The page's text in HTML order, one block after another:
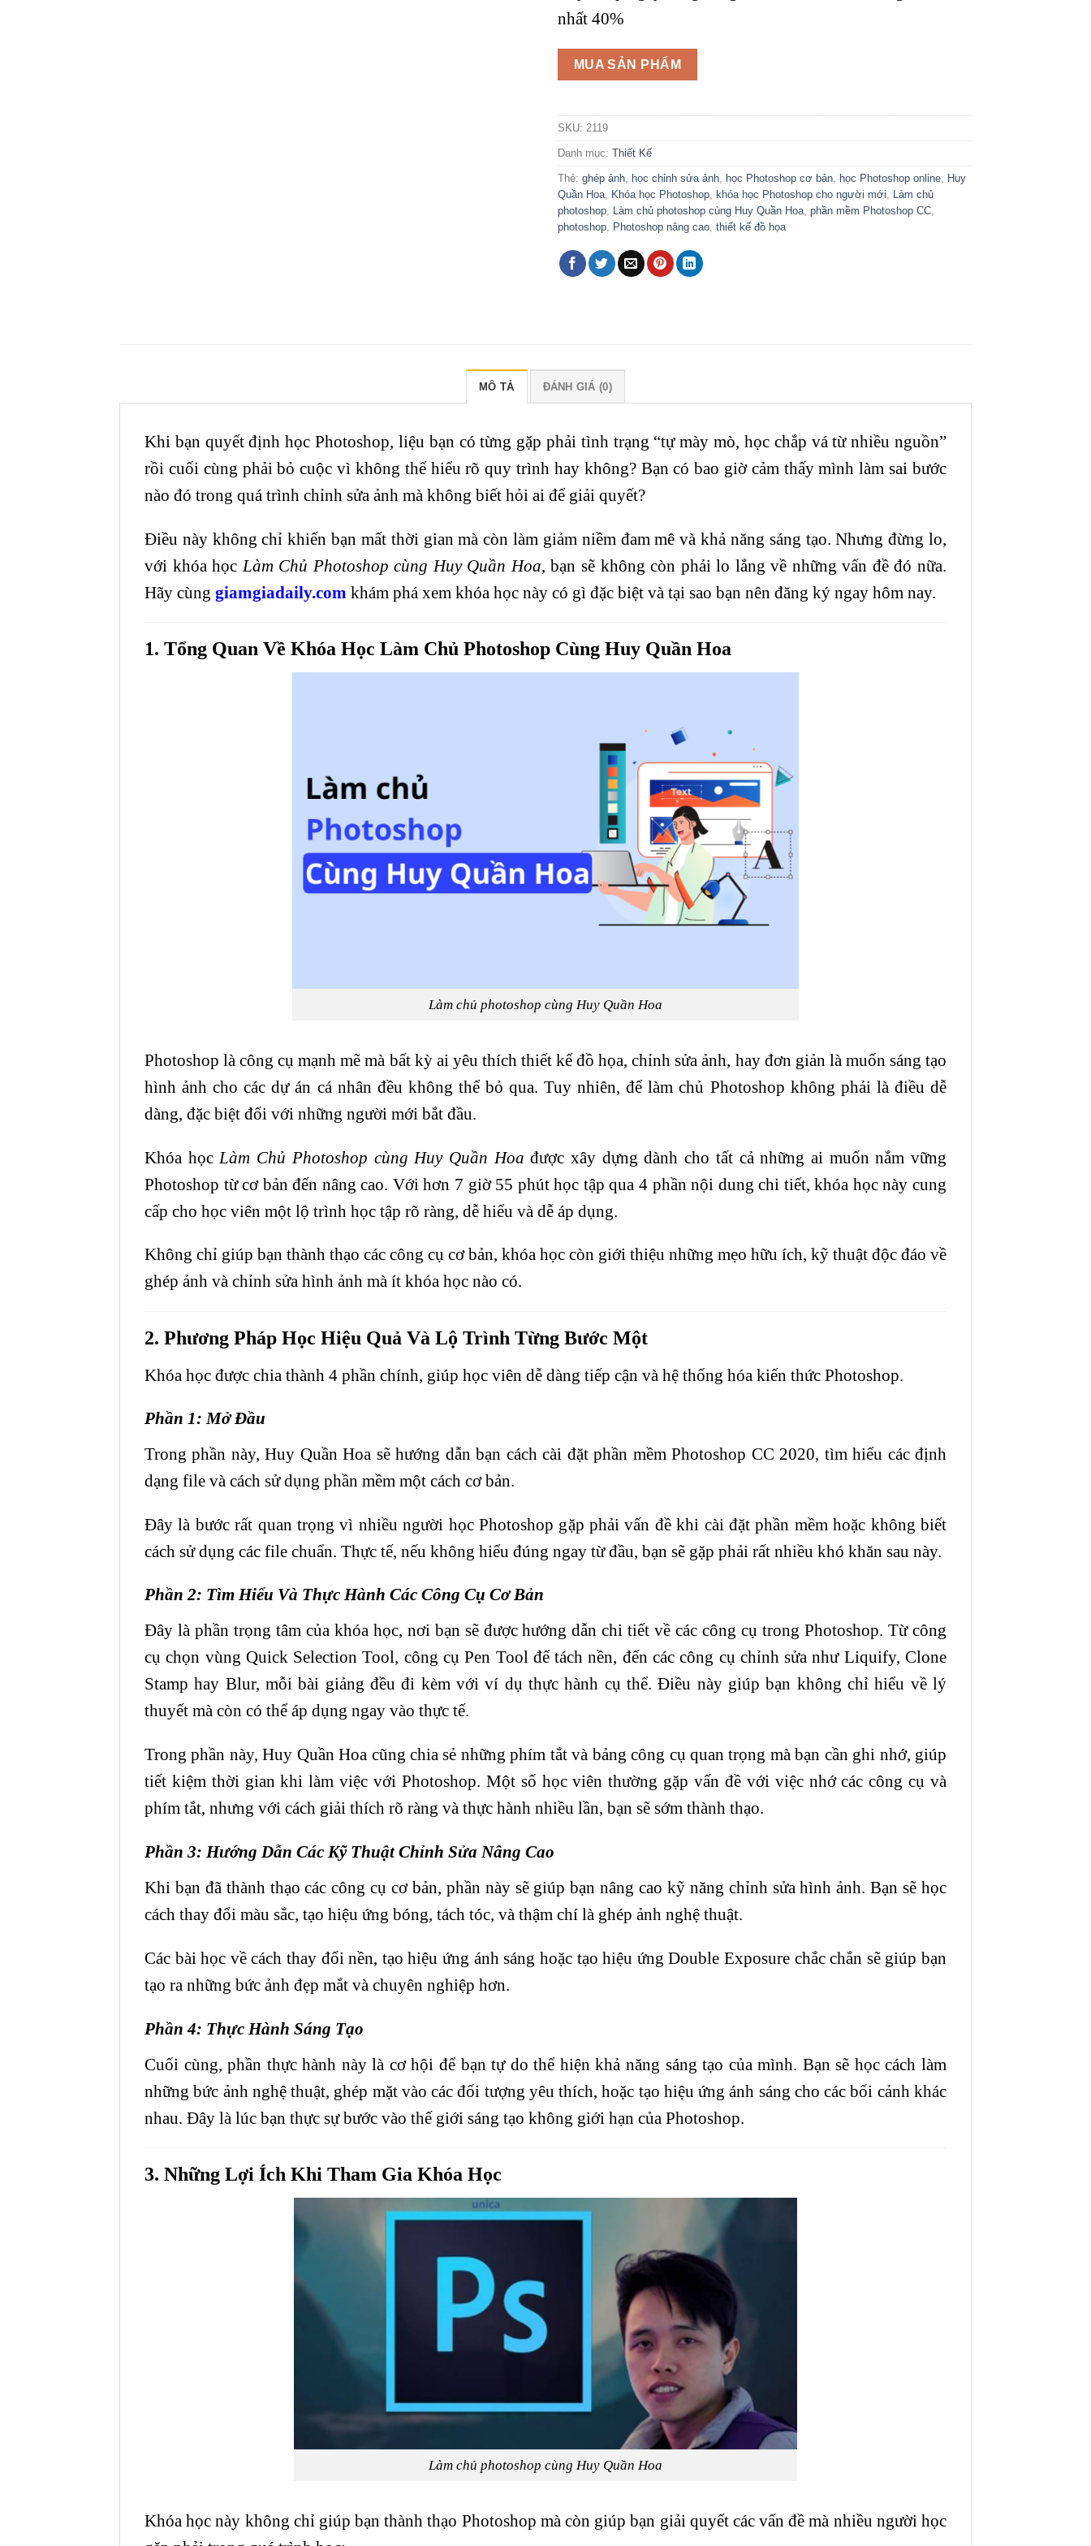
nhất 40%
MUA SẢN PHẨM
SKU: 2119
Danh mục: Thiết Kế
Thẻ: ghép ảnh học chỉnh sửa ảnh học Photoshop cơ bản học Photoshop online
Huy
Quần Hoa
Khóa học Photoshop khóa học Photoshop cho người mới
Làm chủ
photoshop
Làm chủ photoshop cùng Huy Quần Hoa phần mềm Photoshop CC
photoshop
Photoshop nâng cao thiết kế đồ họa
MÔ TẢ ĐÁNH GIÁ (0)
Khi bạn quyết định học Photoshop, liệu bạn có từng gặp phải tình trạng “tự mày mò, học chắp vá từ nhiều nguồn”
rồi cuối cùng phải bỏ cuộc vì không thể hiểu rõ quy trình hay không? Bạn có bao giờ cảm thấy mình làm sai bước
nào đó trong quá trình chỉnh sửa ảnh mà không biết hỏi ai để giải quyết?
Điều này không chỉ khiến bạn mất thời gian mà còn làm giảm niềm đam mê và khả năng sáng tạo. Nhưng đừng lo,
với khóa học Làm Chủ Photoshop cùng Huy Quần Hoa, bạn sẽ không còn phải lo lắng về những vấn đề đó nữa.
Hãy cùng giamgiadaily.com khám phá xem khóa học này có gì đặc biệt và tại sao bạn nên đăng ký ngay hôm nay.
1. Tổng Quan Về Khóa Học Làm Chủ Photoshop Cùng Huy Quần Hoa
Làm chủ photoshop cùng Huy Quần Hoa
Photoshop là công cụ mạnh mẽ mà bất kỳ ai yêu thích thiết kế đồ họa, chỉnh sửa ảnh, hay đơn giản là muốn sáng tạo
hình ảnh cho các dự án cá nhân đều không thể bỏ qua. Tuy nhiên, để làm chủ Photoshop không phải là điều dễ
dàng, đặc biệt đối với những người mới bắt đầu.
Khóa học Làm Chủ Photoshop cùng Huy Quần Hoa được xây dựng dành cho tất cả những ai muốn nắm vững
Photoshop từ cơ bản đến nâng cao. Với hơn 7 giờ 55 phút học tập qua 4 phần nội dung chi tiết, khóa học này cung
cấp cho học viên một lộ trình học tập rõ ràng, dễ hiểu và dễ áp dụng.
Không chỉ giúp bạn thành thạo các công cụ cơ bản, khóa học còn giới thiệu những mẹo hữu ích, kỹ thuật độc đáo về
ghép ảnh và chỉnh sửa hình ảnh mà ít khóa học nào có.
2. Phương Pháp Học Hiệu Quả Và Lộ Trình Từng Bước Một
Khóa học được chia thành 4 phần chính, giúp học viên dễ dàng tiếp cận và hệ thống hóa kiến thức Photoshop.
Phần 1: Mở Đầu
Trong phần này, Huy Quần Hoa sẽ hướng dẫn bạn cách cài đặt phần mềm Photoshop CC 2020, tìm hiểu các định
dạng file và cách sử dụng phần mềm một cách cơ bản.
Đây là bước rất quan trọng vì nhiều người học Photoshop gặp phải vấn đề khi cài đặt phần mềm hoặc không biết
cách sử dụng các file chuẩn. Thực tế, nếu không hiểu đúng ngay từ đầu, bạn sẽ gặp phải rất nhiều khó khăn sau này.
Phần 2: Tìm Hiểu Và Thực Hành Các Công Cụ Cơ Bản
Đây là phần trọng tâm của khóa học, nơi bạn sẽ được hướng dẫn chi tiết về các công cụ trong Photoshop. Từ công
cụ chọn vùng Quick Selection Tool, công cụ Pen Tool để tách nền, đến các công cụ chỉnh sửa như Liquify, Clone
Stamp hay Blur, mỗi bài giảng đều đi kèm với ví dụ thực hành cụ thể. Điều này giúp bạn không chỉ hiểu về lý
thuyết mà còn có thể áp dụng ngay vào thực tế.
Trong phần này, Huy Quần Hoa cũng chia sẻ những phím tắt và bảng công cụ quan trọng mà bạn cần ghi nhớ, giúp
tiết kiệm thời gian khi làm việc với Photoshop. Một số học viên thường gặp vấn đề với việc nhớ các công cụ và
phím tắt, nhưng với cách giải thích rõ ràng và thực hành nhiều lần, bạn sẽ sớm thành thạo.
Phần 3: Hướng Dẫn Các Kỹ Thuật Chỉnh Sửa Nâng Cao
Khi bạn đã thành thạo các công cụ cơ bản, phần này sẽ giúp bạn nâng cao kỹ năng chỉnh sửa hình ảnh. Bạn sẽ học
cách thay đổi màu sắc, tạo hiệu ứng bóng, tách tóc, và thậm chí là ghép ảnh nghệ thuật.
Các bài học về cách thay đổi nền, tạo hiệu ứng ánh sáng hoặc tạo hiệu ứng Double Exposure chắc chắn sẽ giúp bạn
tạo ra những bức ảnh đẹp mắt và chuyên nghiệp hơn.
Phần 4: Thực Hành Sáng Tạo
Cuối cùng, phần thực hành này là cơ hội để bạn tự do thể hiện khả năng sáng tạo của mình. Bạn sẽ học cách làm
những bức ảnh nghệ thuật, ghép mặt vào các đối tượng yêu thích, hoặc tạo hiệu ứng ánh sáng cho các bối cảnh khác
nhau. Đây là lúc bạn thực sự bước vào thế giới sáng tạo không giới hạn của Photoshop.
3. Những Lợi Ích Khi Tham Gia Khóa Học
Làm chủ photoshop cùng Huy Quần Hoa
Khóa học này không chỉ giúp bạn thành thạo Photoshop mà còn giúp bạn giải quyết các vấn đề mà nhiều người học